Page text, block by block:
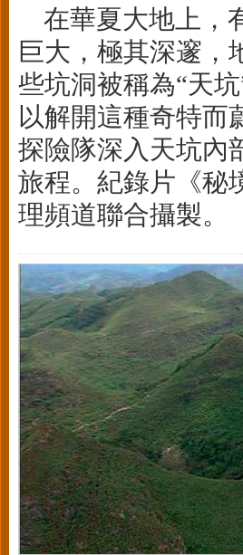
花絮1：兩隻長頸鹿戰鬥的精彩畫面
花絮5：尋找銀蟻與流動的沙丘
在華夏大地上，
巨大，極其深邃，
些坑洞被稱為“天
以解開這種奇特而
探險隊深入天坑內
旅程。紀錄片《
理頻道聯合攝製。